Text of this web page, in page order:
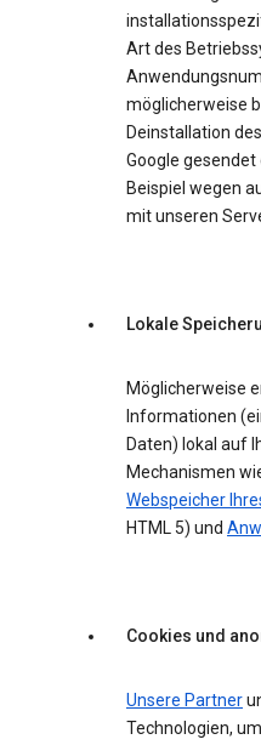
Art des
möglicherweise
Deinstallation
Google
Beispiel wegen
mit unseren
Lokale
Möglicherweise
Informationen
Daten) lokal auf
Mechanismen
Webspeicher
HTML 5) und
Cookies und
Unsere Partner
Technologien,